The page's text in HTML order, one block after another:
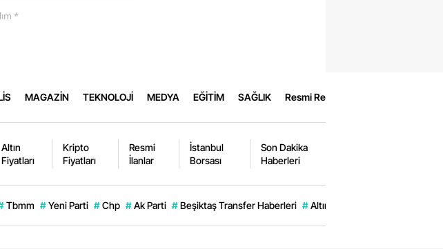
*
MAGAZİN TEKNOLOJİ MEDYA EĞİTİM SAĞLIK Resmi Reklamlar
Altın
Fiyatları
Kripto
Fiyatları
Resmi
İlanlar
İstanbul
Borsası
Son Dakika
Haberleri
Tbmm # Yeni Parti # Chp # Ak Parti # Beşiktaş Transfer Haberleri # Altın Fiyatları